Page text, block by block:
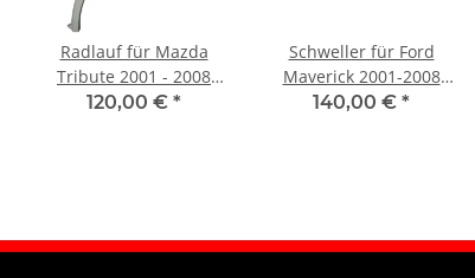
Radlauf für Mazda
Tribute 2001 - 2008
links
120,00 € *
Schweller für Ford
Maverick 2001-2008
rechts
140,00 € *